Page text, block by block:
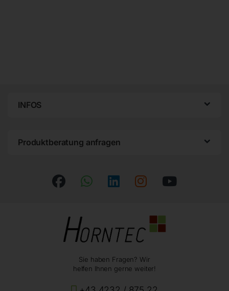
INFOS
Produktberatung anfragen
Sie haben Fragen? Wir
helfen Ihnen gerne weiter!